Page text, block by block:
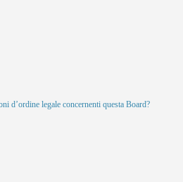
d’ordine legale concernenti questa Board?